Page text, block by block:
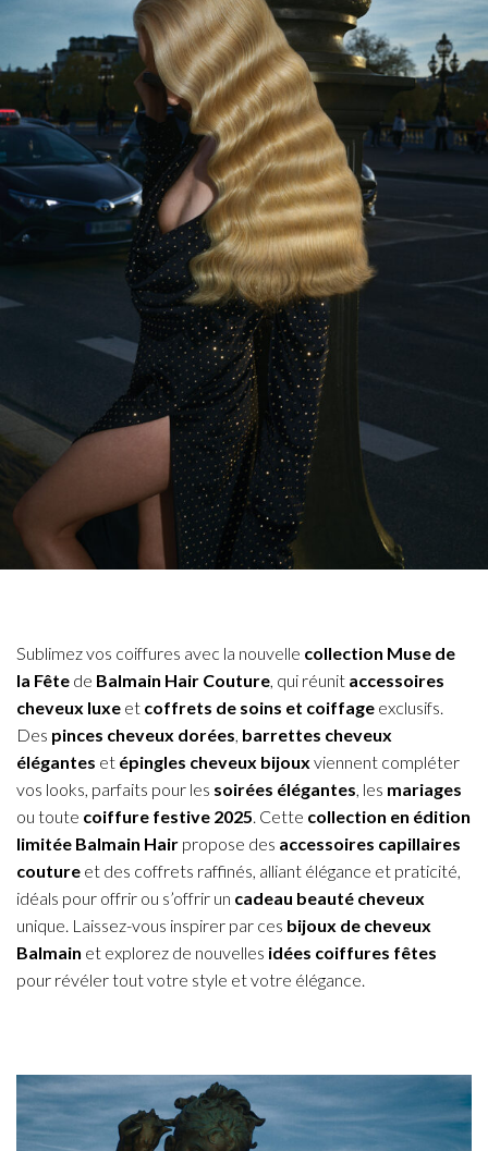
Sublimez vos coiffures avec la nouvelle collection Muse de
la Fête de Balmain Hair Couture, qui réunit accessoires
cheveux luxe et coffrets de soins et coiffage exclusifs.
Des pinces cheveux dorées, barrettes cheveux
élégantes et épingles cheveux bijoux viennent compléter
vos looks, parfaits pour les soirées élégantes, les mariages
ou toute coiffure festive 2025. Cette collection en édition
limitée Balmain Hair propose des accessoires capillaires
couture et des coffrets raffinés, alliant élégance et praticité,
idéals pour offrir ou s’offrir un cadeau beauté cheveux
unique. Laissez-vous inspirer par ces bijoux de cheveux
Balmain et explorez de nouvelles idées coiffures fêtes
pour révéler tout votre style et votre élégance.